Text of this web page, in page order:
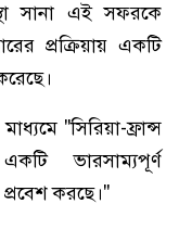
সানা এই সফরকে
প্রক্রিয়ায় একটি
"সিরিয়া-ফ্রান্স
ভারসাম্যপূর্ণ
করছে।"